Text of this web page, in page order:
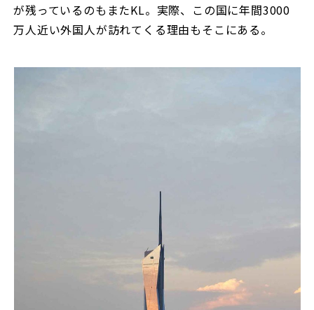
が残っているのもまたKL。実際、この国に年間3000
万人近い外国人が訪れてくる理由もそこにある。